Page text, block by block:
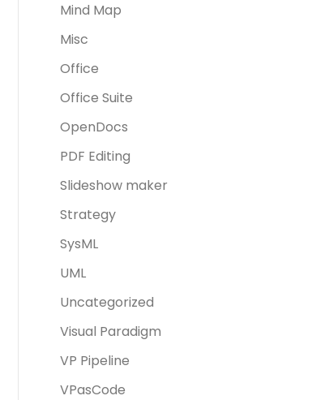
Mind Map
Misc
Office
Office Suite
OpenDocs
PDF Editing
Slideshow maker
Strategy
SysML
UML
Uncategorized
Visual Paradigm
VP Pipeline
VPasCode